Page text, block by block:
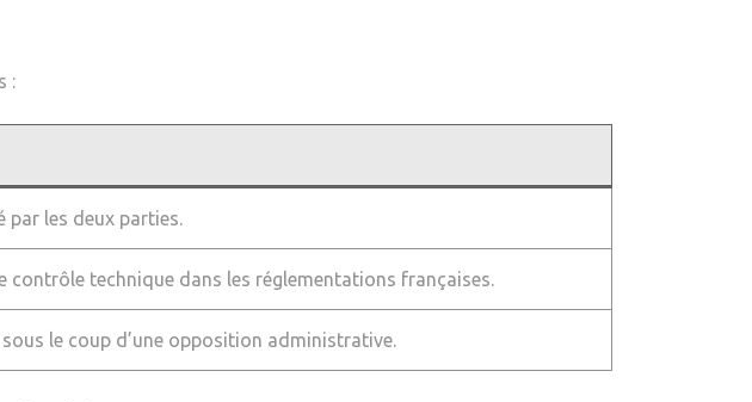
:
par les deux parties.
technique dans les réglementations françaises.
le coup d’une opposition administrative.